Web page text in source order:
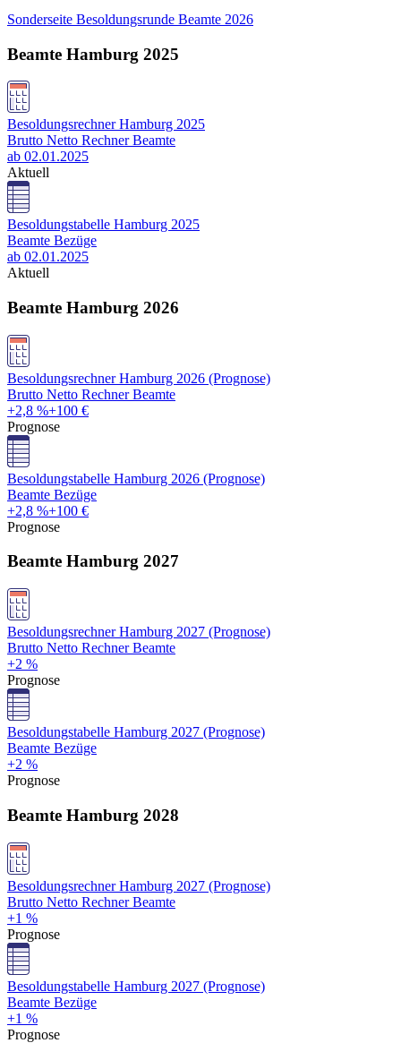
Sonderseite Besoldungsrunde Beamte 2026
Beamte Hamburg 2025
Besoldungsrechner Hamburg 2025
Brutto Netto Rechner Beamte
ab 02.01.2025
Aktuell
Besoldungstabelle Hamburg 2025
Beamte Bezüge
ab 02.01.2025
Aktuell
Beamte Hamburg 2026
Besoldungsrechner Hamburg 2026 (Prognose)
Brutto Netto Rechner Beamte
+2,8 %+100 €
Prognose
Besoldungstabelle Hamburg 2026 (Prognose)
Beamte Bezüge
+2,8 %+100 €
Prognose
Beamte Hamburg 2027
Besoldungsrechner Hamburg 2027 (Prognose)
Brutto Netto Rechner Beamte
+2 %
Prognose
Besoldungstabelle Hamburg 2027 (Prognose)
Beamte Bezüge
+2 %
Prognose
Beamte Hamburg 2028
Besoldungsrechner Hamburg 2027 (Prognose)
Brutto Netto Rechner Beamte
+1 %
Prognose
Besoldungstabelle Hamburg 2027 (Prognose)
Beamte Bezüge
+1 %
Prognose